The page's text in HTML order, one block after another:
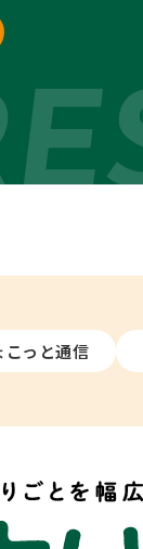
っと通信